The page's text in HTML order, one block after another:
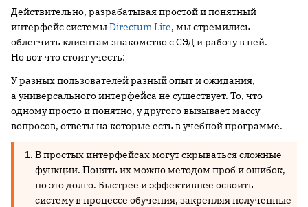
Действительно, разрабатывая простой и понятный
интерфейс системыDirectum Lite, мы стремились
облегчить клиентам знакомство с СЭД и работу в ней.
Но вот что стоит учесть:
У разных пользователей разный опыт и ожидания,
а универсального интерфейса не существует. То, что
одному просто и понятно, у другого вызывает массу
вопросов, ответы на которые есть в учебной программе.
В простых интерфейсах могут скрываться сложные
функции. Понять их можно методом проб и ошибок,
но это долго. Быстрее и эффективнее освоить
систему в процессе обучения, закрепляя полученные